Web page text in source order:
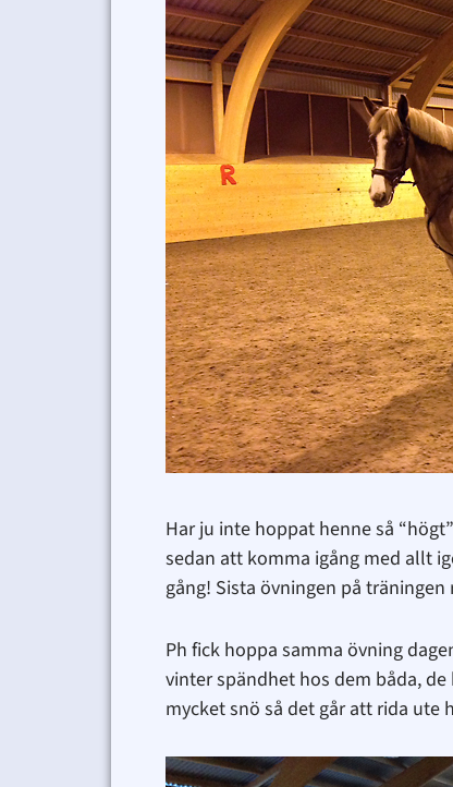
Har ju inte hoppat henne så
sedan att komma igång med allt
gång! Sista övningen på
Ph fick hoppa samma övning
vinter spändhet hos dem båda,
mycket snö så det går att rida ute